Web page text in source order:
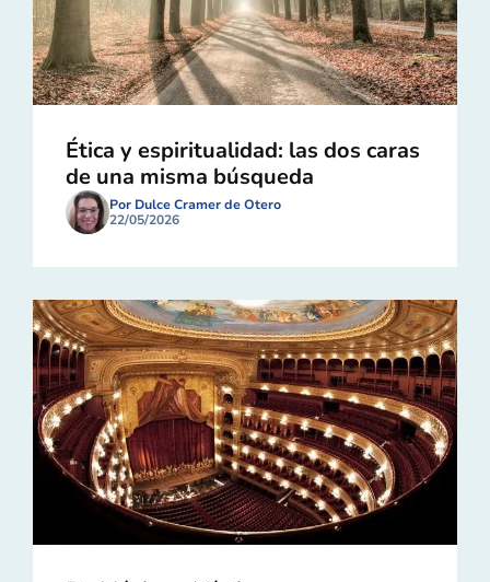
Ética y espiritualidad: las dos caras
de una misma búsqueda
Por Dulce Cramer de Otero
22/05/2026